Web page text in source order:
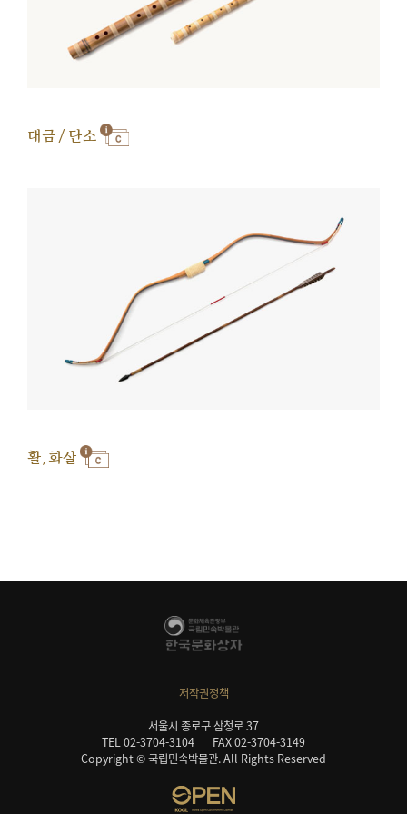
대금 / 단소
활, 화살
저작권정책
서울시 종로구 삼청로 37
TEL 02-3704-3104
FAX 02-3704-3149
Copyright © 국립민속박물관. All Rights Reserved